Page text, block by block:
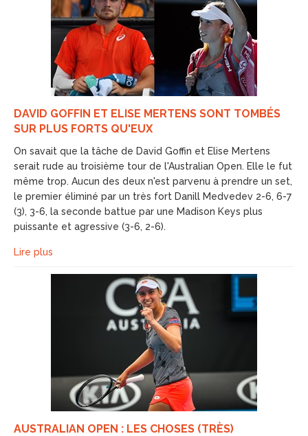
DAVID GOFFIN ET ELISE MERTENS SONT TOMBÉS
SUR PLUS FORTS QU'EUX
On savait que la tâche de David Goffin et Elise Mertens
serait rude au troisième tour de l'Australian Open. Elle le fut
même trop. Aucun des deux n'est parvenu à prendre un set,
le premier éliminé par un très fort Danill Medvedev 2-6, 6-7
(3), 3-6, la seconde battue par une Madison Keys plus
puissante et agressive (3-6, 2-6).
Lire plus
AUSTRALIAN OPEN : LES CHOSES (TRÈS)